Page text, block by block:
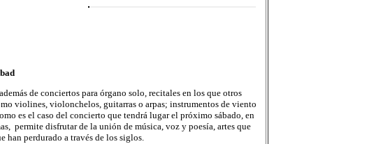
de conciertos para órgano solo, recitales en los que otros
violines, violonchelos, guitarras o arpas; instrumentos de viento
es el caso del concierto que tendrá lugar el próximo sábado, en
permite disfrutar de la unión de música, voz y poesía, artes que
han perdurado a través de los siglos.